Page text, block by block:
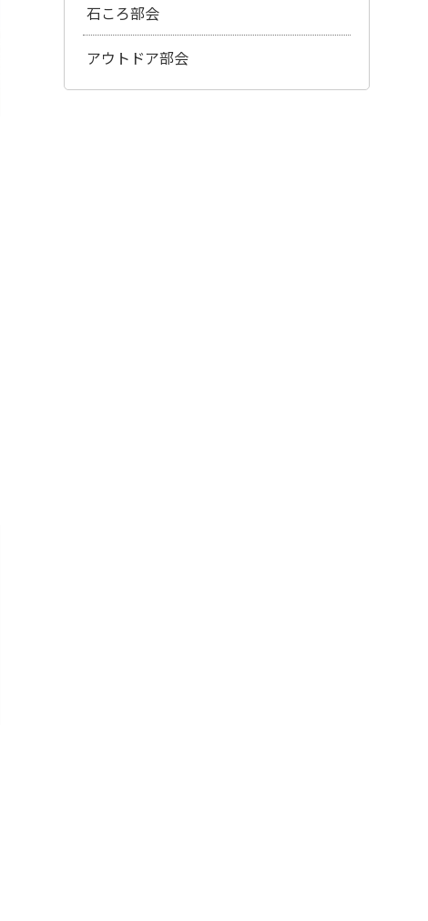
石ころ部会
アウトドア部会